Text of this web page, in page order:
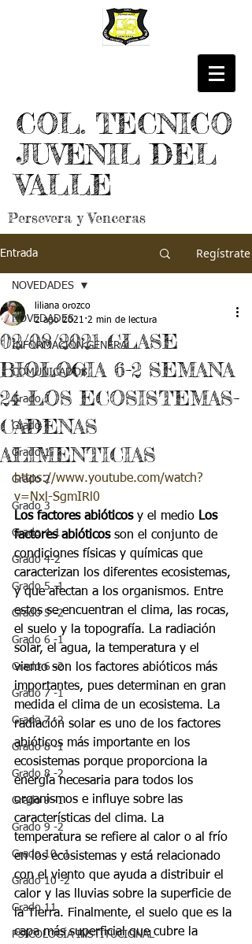
COL. TECNICO
JUVENIL DEL
VALLE
Persevera y Venceras
Entrada Regístrate
NOVEDADES
INFORMACIÓN GENERAL
COMUNICADOS
Grado J
Grado T
Grado 1
Grado 2
Grado 3
Grado 4-1
Grado 4-2
Grado 5 -1
Grado 5 -2
Grado 6 -1
Grado 6 -2
Grado 7 -1
Grado 7 -2
Grado 8 -1
Grado 8 -2
Grado 9 -1
Grado 9 -2
Grado 10 -1
Grado 10 -2
Grado 11
PSICOLOGÍA INSTITUCIONAL
NOVEDADES
02/08/2021 CLASE
BIOLOGIA 6-2 SEMANA
24 LOS ECOSISTEMAS-
CADENAS
ALIMENTICIAS
liliana orozco
2 ago 2021 2 min de lectura
https://www.youtube.com/watch?
v=Nxl-SgmIRl0
Los factores abióticos y el medio Los
factores abióticos son el conjunto de
condiciones físicas y químicas que
caracterizan los diferentes ecosistemas,
y que afectan a los organismos. Entre
estos se encuentran el clima, las rocas,
el suelo y la topografía. La radiación
solar, el agua, la temperatura y el
viento son los factores abióticos más
importantes, pues determinan en gran
medida el clima de un ecosistema. La
radiación solar es uno de los factores
abióticos más importante en los
ecosistemas porque proporciona la
energía necesaria para todos los
organismos e influye sobre las
características del clima. La
temperatura se refiere al calor o al frío
en los ecosistemas y está relacionado
con el viento que ayuda a distribuir el
calor y las lluvias sobre la superficie de
la Tierra. Finalmente, el suelo que es la
capa más superficial que cubre la